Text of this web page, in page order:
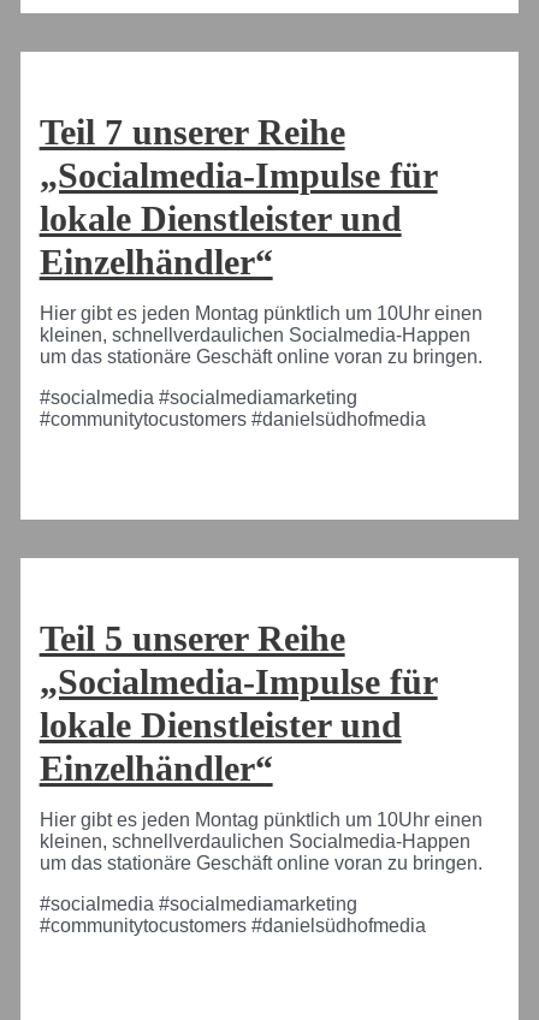
Teil 7 unserer Reihe
„Socialmedia-Impulse für
lokale Dienstleister und
Einzelhändler“
Hier gibt es jeden Montag pünktlich um 10Uhr einen
kleinen, schnellverdaulichen Socialmedia-Happen
um das stationäre Geschäft online voran zu bringen.
#socialmedia #socialmediamarketing
#communitytocustomers #danielsüdhofmedia
Teil 5 unserer Reihe
„Socialmedia-Impulse für
lokale Dienstleister und
Einzelhändler“
Hier gibt es jeden Montag pünktlich um 10Uhr einen
kleinen, schnellverdaulichen Socialmedia-Happen
um das stationäre Geschäft online voran zu bringen.
#socialmedia #socialmediamarketing
#communitytocustomers #danielsüdhofmedia